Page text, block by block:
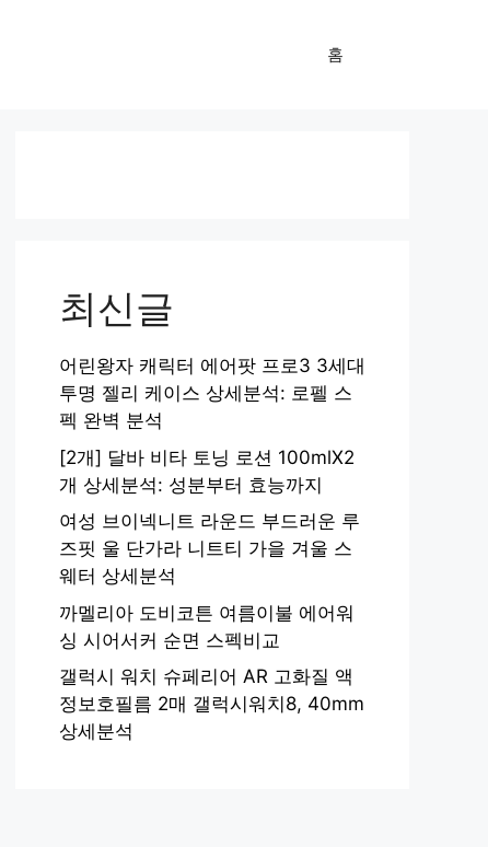
홈
최신글
어린왕자 캐릭터 에어팟 프로3 3세대
투명 젤리 케이스 상세분석: 로펠 스
펙 완벽 분석
[2개] 달바 비타 토닝 로션 100mlX2
개 상세분석: 성분부터 효능까지
여성 브이넥니트 라운드 부드러운 루
즈핏 울 단가라 니트티 가을 겨울 스
웨터 상세분석
까멜리아 도비코튼 여름이불 에어워
싱 시어서커 순면 스펙비교
갤럭시 워치 슈페리어 AR 고화질 액
정보호필름 2매 갤럭시워치8, 40mm
상세분석